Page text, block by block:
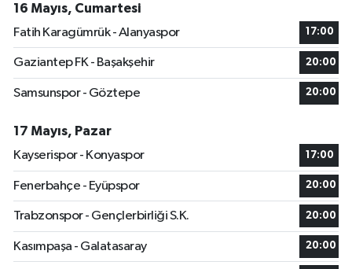
16 Mayıs, Cumartesi
Fatih Karagümrük - Alanyaspor
17:00
Gaziantep FK - Başakşehir 20:00
Samsunspor - Göztepe 20:00
17 Mayıs, Pazar
Kayserispor - Konyaspor
17:00
Fenerbahçe - Eyüpspor 20:00
Trabzonspor - Gençlerbirliği S.K. 20:00
Kasımpaşa - Galatasaray 20:00